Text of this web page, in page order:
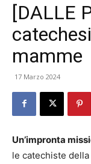
[DALLE
mamme
17 Marzo 2024
Un’impronta
le catechiste